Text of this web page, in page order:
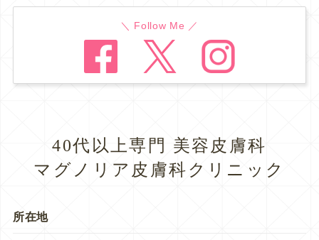
＼ Follow Me ／
40代以上専門 美容皮膚科
マグノリア皮膚科クリニック
所在地